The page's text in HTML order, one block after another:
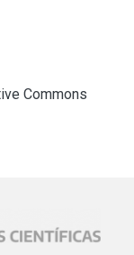
Sobre este
sombreadas que
y
propuesto
en el mes de
intelectual.
contenido de
que construyen
la política, en
Commons